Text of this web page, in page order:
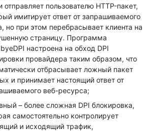
отправляет пользователю HTTP-пакет,
имитирует ответ от запрашиваемого
но при этом перебрасывает клиента на
страницу. Программа
настроена на обход DPI
провайдера таким образом, что
отбрасывает ложный пакет
и принимает настоящий ответ от
веб-ресурса;
– более сложная DPI блокировка,
самостоятельно контролирует
и исходящий трафик,